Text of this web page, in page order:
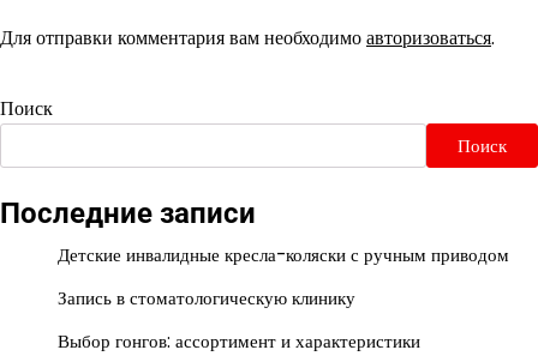
Для отправки комментария вам необходимоавторизоваться.
Поиск
Поиск
Последние записи
Детские инвалидные кресла-коляски с ручным приводом
Запись в стоматологическую клинику
Выбор гонгов: ассортимент и характеристики